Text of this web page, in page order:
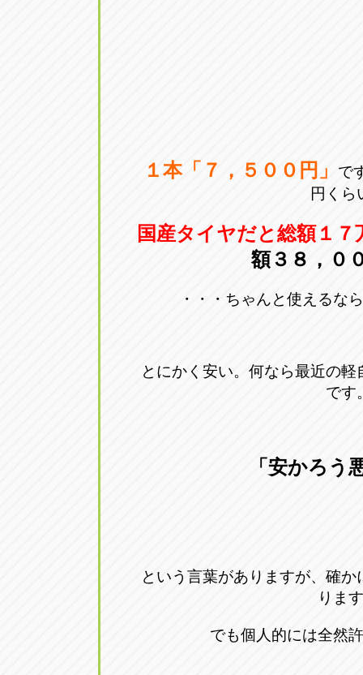
１本「７，５００円」
で
円くら
国産タイヤだと総額１７
額３８，０
・・・ちゃんと使えるな
とにかく安い。何なら最近の
です
「安かろう
という言葉がありますが、確
りま
でも個人的には全然